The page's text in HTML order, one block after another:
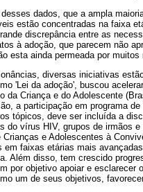
dados, que a ampla
estão concentradas na faixa
discrepância entre as
à adoção, que parecem não
esta ainda permeada por
diversas iniciativas
'Lei da adoção', buscou
da Criança e do Adolescente
a participação em programa
tópicos, deve ser incluída a
do vírus HIV, grupos de irmãos
Crianças e Adolescentes à
em faixas etárias mais
Além disso, tem crescido
por objetivo apoiar e
um de seus objetivos,